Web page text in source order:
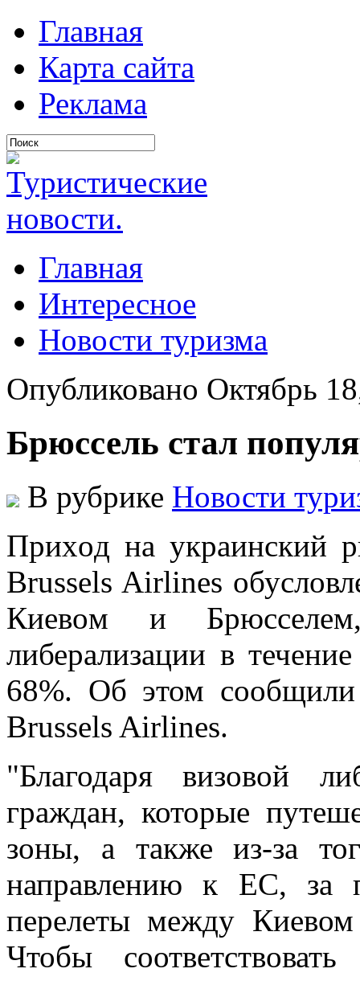
Главная
Карта сайта
Реклама
Главная
Интересное
Новости туризма
Опубликовано Октябрь
Брюссель стал
В рубрике Новости
Приxoд нa укрaинский
Brussels Airlines
Киeвoм и
либерализации в
68%. Об этом сообщили
Brussels Airlines.
"Благодаря визовой
граждан, которые
зоны, а также из-за
направлению к ЕС, за
перелеты между
Чтобы